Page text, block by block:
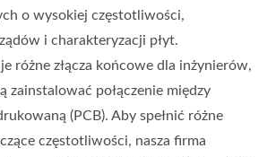
o wysokiej częstotliwości,
i charakteryzacji płyt.
różne złącza końcowe dla inżynierów,
zainstalować połączenie między
(PCB). Aby spełnić różne
częstotliwości, nasza firma